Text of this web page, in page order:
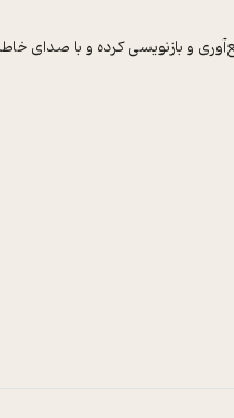
و بازنویسی کرده و با صدای